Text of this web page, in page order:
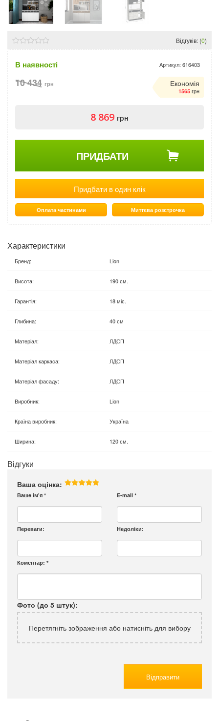
Відгуків: (0)
В наявності Артикул: 616403
10 434 грн Економія
1565 грн
8 869 грн
ПРИДБАТИ
Придбати в один клік
Оплата частинами Миттєва розстрочка
Характеристики
Бренд: Lion
Висота: 190 см.
Гарантія: 18 міс.
Глибина: 40 см
Матеріал: ЛДСП
Матеріал каркаса: ЛДСП
Матеріал фасаду: ЛДСП
Виробник: Lion
Країна виробник: Україна
Ширина: 120 см.
Відгуки
Ваша оцінка:
Ваше ім'я * E-mail *
Переваги: Недоліки:
Коментар: *
Фото (до 5 штук):
Перетягніть зображення або натисніть для вибору
Відправити